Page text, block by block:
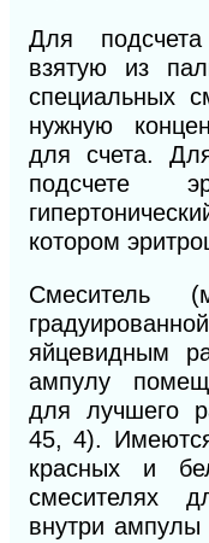
Для
взятую из
специальных
нужную
для счета.
подсчете
котором
Смеситель
яйцевидным
ампулу
для лучшего
45,4).
красных и
смесителях
внутри ампулы